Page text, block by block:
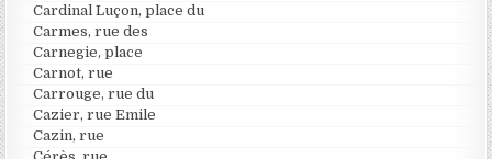
Cardinal Luçon, place du
Carmes, rue des
Carnegie, place
Carnot, rue
Carrouge, rue du
Cazier, rue Emile
Cazin, rue